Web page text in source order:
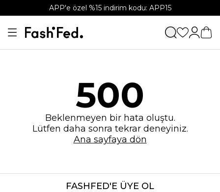
APP'e özel %15 indirim kodu: APP15
500
Beklenmeyen bir hata oluştu.
Lütfen daha sonra tekrar deneyiniz.
Ana sayfaya dön
FASHFED'E ÜYE OL